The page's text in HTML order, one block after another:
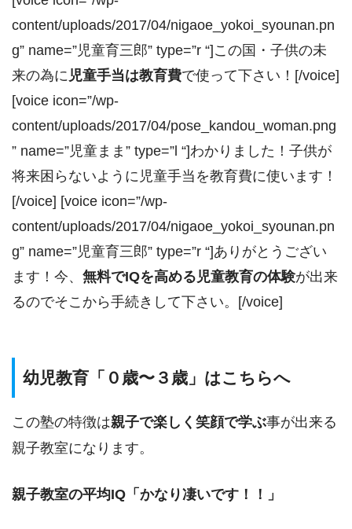
content/uploads/2017/04/nigaoe_yokoi_syounan.pn
g” name=”児童育三郎” type=”r “]この国・子供の未
来の為に児童手当は教育費で使って下さい！[/voice]
[voice icon=”/wp-
content/uploads/2017/04/pose_kandou_woman.png
” name=”児童まま” type=”l “]わかりました！子供が
将来困らないように児童手当を教育費に使います！
[/voice] [voice icon=”/wp-
content/uploads/2017/04/nigaoe_yokoi_syounan.pn
g” name=”児童育三郎” type=”r “]ありがとうござい
ます！今、 無料でIQを高める児童教育の体験が出来
るのでそこから手続きして下さい。[/voice]
幼児教育「０歳〜３歳」はこちらへ
この塾の特徴は親子で楽しく笑顔で学ぶ事が出来る
親子教室になります。
親子教室の平均IQ「かなり凄いです！！」